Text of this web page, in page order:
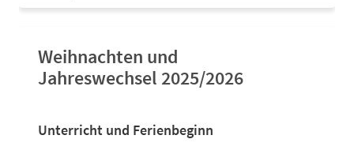
Weihnachten und
Jahreswechsel 2025/2026
Unterricht und Ferienbeginn